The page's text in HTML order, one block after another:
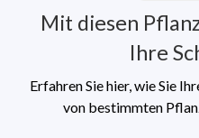
Mit diesen
Ihre
Erfahren Sie hier, wie Sie
von bestimmten